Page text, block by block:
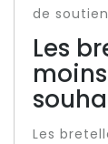
de
Les
Les